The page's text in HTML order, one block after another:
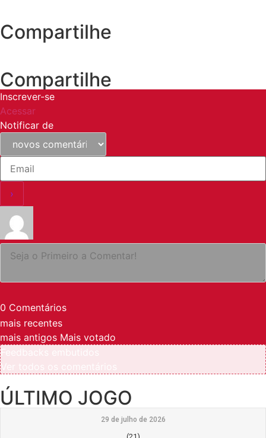
Compartilhe
Compartilhe
Inscrever-se
Acessar
Notificar de
0 Comentários
mais recentes
mais antigos Mais votado
ÚLTIMO JOGO
29 de julho de 2026